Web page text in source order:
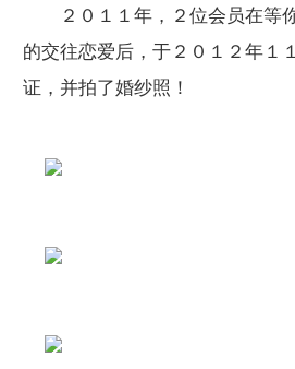
２０１１年，２位会员在等
的交往恋爱后，于２０１２年１
证，并拍了婚纱照！